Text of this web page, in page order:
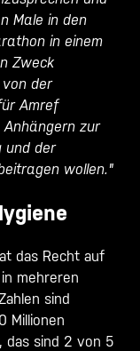
Male in den
in einem
Zweck
der
Amref
zur
und der
wollen."
das Recht auf
mehreren
sind
Millionen
das sind 2 von 5